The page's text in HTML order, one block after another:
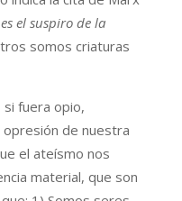
el suspiro de la
somos criaturas
si fuera opio,
de nuestra
el ateísmo nos
material, que son